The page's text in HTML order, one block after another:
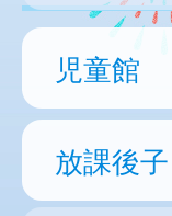
児童館
放課後